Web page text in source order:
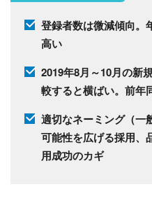
登録者数は微減傾向。
高い
2019年8月～10月の新
較すると横ばい。前年
適切なネーミング（一
可能性を広げる採用、
用成功のカギ